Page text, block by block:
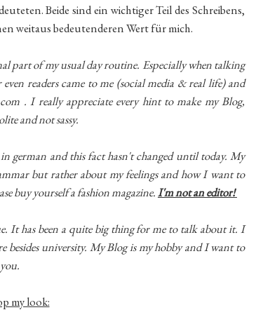
Beide sind ein wichtiger Teil des Schreibens,
weitaus bedeutenderen Wert für mich.
part of my usual day routine. Especially when talking
readers came to me (social media & real life) and
. I really appreciate every hint to make my Blog,
and not sassy.
german and this fact hasn't changed until today. My
but rather about my feelings and how I want to
buy yourself a fashion magazine.I'm not aneditor!
It has been a quite big thing for me to talk about it. I
besides university. My Blog is my hobby and I want to
my look: